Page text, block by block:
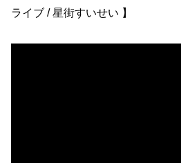
ライブ / 星街すいせい 】